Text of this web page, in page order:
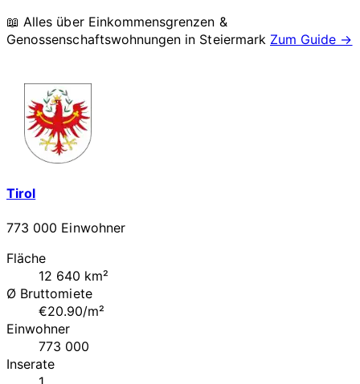
📖 Alles über Einkommensgrenzen &
Genossenschaftswohnungen in Steiermark Zum Guide →
Tirol
773 000 Einwohner
Fläche
12 640 km²
Ø Bruttomiete
€20.90/m²
Einwohner
773 000
Inserate